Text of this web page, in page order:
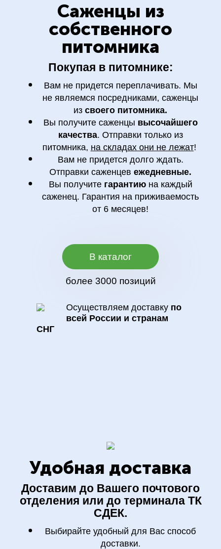
Саженцы из
собственного
питомника
Покупая в питомнике:
Вам не придется переплачивать. Мы
не являемся посредниками, саженцы
из своего питомника.
Вы получите саженцы высочайшего
качества. Отправки только из
питомника, на складах они не лежат!
Вам не придется долго ждать.
Отправки саженцев ежедневные.
Вы получите гарантию на каждый
саженец. Гарантия на приживаемость
от 6 месяцев!
В каталог
более 3000 позиций
Осуществляем доставку по
всей России и странам
СНГ
Удобная доставка
Доставим до Вашего почтового
отделения или до терминала ТК
СДЕК.
Выбирайте удобный для Вас способ
доставки.